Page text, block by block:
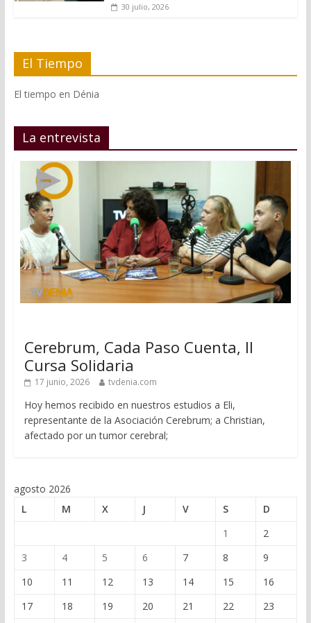
30 julio, 2026
El Tiempo
El tiempo en Dénia
La entrevista
Cerebrum, Cada Paso Cuenta, II
Cursa Solidaria
17 junio, 2026 tvdenia.com
Hoy hemos recibido en nuestros estudios a Eli,
representante de la Asociación Cerebrum; a Christian,
afectado por un tumor cerebral;
agosto 2026
L
M X J V S
D
1
2
3
4 5 6 7 8
9
10
11 12 13 14 15
16
17
18 19 20 21 22
23